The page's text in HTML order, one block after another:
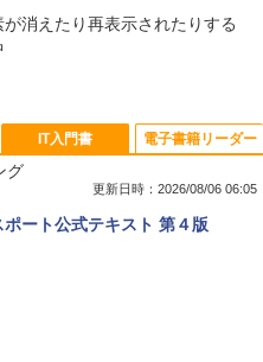
消えたり再表示されたりする
MacBook Neo A18 Proチッ
のために設計、Liquid Ret
イドカード 10,000円 デジタ
ド]
IT入門書
グ
更新日時：2026/08/06 06:05
ート公式テキスト 第４版
電子書籍リーダー